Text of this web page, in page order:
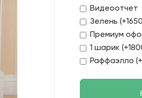
Видеоотчет
Зелень
Премиум
1 шарик
Раффаэлло